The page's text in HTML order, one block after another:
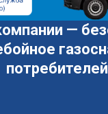
—
потребителей